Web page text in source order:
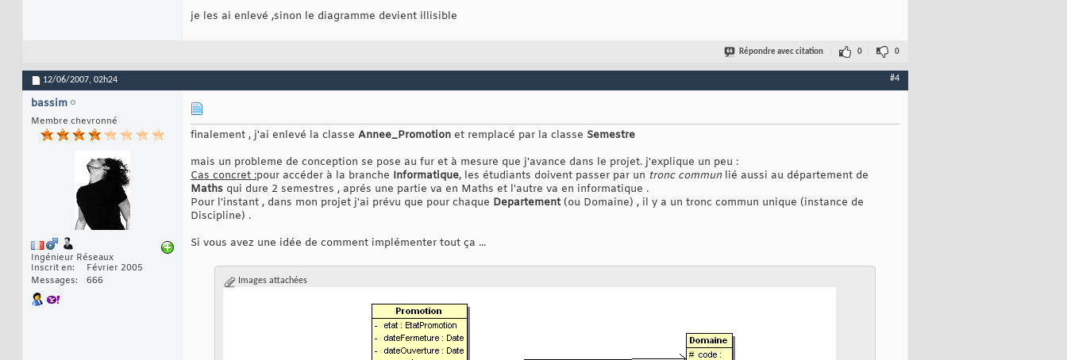
je les ai enlevé ,sinon le diagramme devient illisible
Répondre avec citation 0 0
12/06/2007, 02h24 #4
bassim
Membre chevronné
Ingénieur Réseaux
Inscrit en
Février 2005
Messages
666
finalement , j'ai enlevé la classe Annee_Promotion et remplacé par la classe Semestre
mais un probleme de conception se pose au fur et à mesure que j'avance dans le projet. j'explique un peu :
Cas concret :pour accéder à la branche Informatique, les étudiants doivent passer par un tronc communlié aussi au département de
Maths qui dure 2 semestres , aprés une partie va en Maths et l'autre va en informatique .
Pour l'instant , dans mon projet j'ai prévu que pour chaque Departement(ou Domaine) , il y a un tronc commun unique (instance de
Discipline) .
Si vous avez une idée de comment implémenter tout ça ...
Images attachées